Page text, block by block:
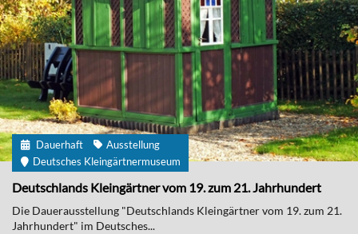
Dauerhaft
Ausstellung
Deutsches Kleingärtnermuseum
Deutschlands Kleingärtner vom 19. zum 21. Jahrhundert
Die Dauerausstellung "Deutschlands Kleingärtner vom 19. zum 21.
Jahrhundert" im Deutsches...